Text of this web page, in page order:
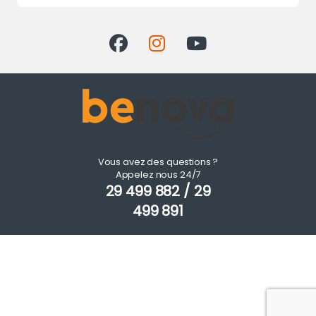
Vous avez des questions ?
Appelez nous 24/7
29 499 882 / 29
499 891